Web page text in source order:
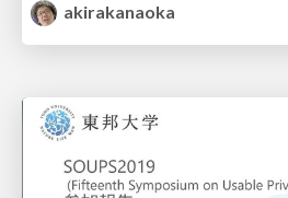
akirakanaoka